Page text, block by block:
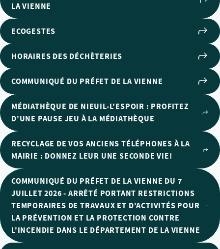
LA VIENNE
ECOGESTES
HORAIRES DES DÉCHÈTERIES
COMMUNIQUÉ DU PRÉFET DE LA VIENNE
MÉDIATHÈQUE DE NIEUIL-L'ESPOIR : PROFITEZ
D'UNE PAUSE JEU À LA MÉDIATHÈQUE
RECYCLAGE DE VOS ANCIENS TÉLÉPHONES À LA
MAIRIE : DONNEZ LEUR UNE SECONDE VIE!
COMMUNIQUÉ DU PRÉFET DE LA VIENNE DU 7
JUILLET 2026 - ARRÊTÉ PORTANT RESTRICTIONS
TEMPORAIRES DE TRAVAUX ET D'ACTIVITÉS POUR
LA PRÉVENTION ET LA PROTECTION CONTRE
L'INCENDIE DANS LE DÉPARTEMENT DE LA VIENNE